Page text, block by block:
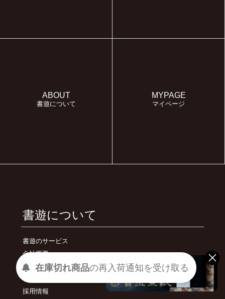
ABOUT
書遊について
MYPAGE
マイページ
書遊について
書遊のサービス
会社概要
特定商取引法に基づく表記
採用情報
在庫切れ商品の再入荷通知を受け取る